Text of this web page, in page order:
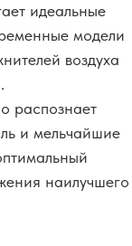
идеальные
модели
воздуха
распознает
и мельчайшие
наилучшего